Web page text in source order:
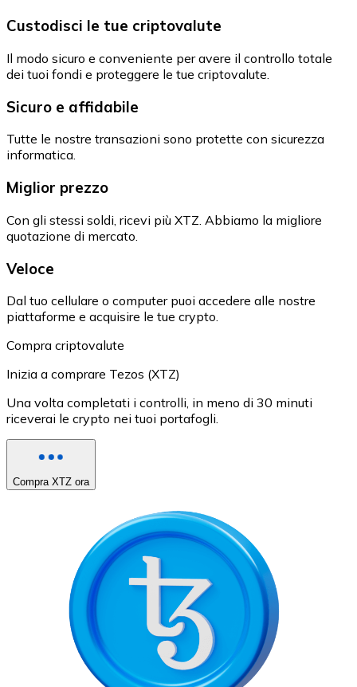
Custodisci le tue criptovalute
Il modo sicuro e conveniente per avere il controllo totale
dei tuoi fondi e proteggere le tue criptovalute.
Sicuro e affidabile
Tutte le nostre transazioni sono protette con sicurezza
informatica.
Miglior prezzo
Con gli stessi soldi, ricevi più XTZ. Abbiamo la migliore
quotazione di mercato.
Veloce
Dal tuo cellulare o computer puoi accedere alle nostre
piattaforme e acquisire le tue crypto.
Compra criptovalute
Inizia a comprare Tezos (XTZ)
Una volta completati i controlli, in meno di 30 minuti
riceverai le crypto nei tuoi portafogli.
Compra XTZ ora